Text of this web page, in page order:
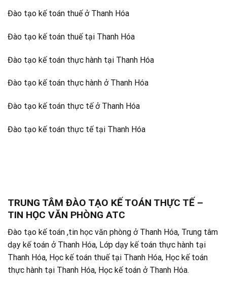
Đào tạo kế toán thuế ở Thanh Hóa
Đào tạo kế toán thuế tại Thanh Hóa
Đào tạo kế toán thực hành tại Thanh Hóa
Đào tạo kế toán thực hành ở Thanh Hóa
Đào tạo kế toán thực tế ở Thanh Hóa
Đào tạo kế toán thực tế tại Thanh Hóa
TRUNG TÂM ĐÀO TẠO KẾ TOÁN THỰC TẾ –
TIN HỌC VĂN PHÒNG ATC
Đào tạo kế toán ,tin học văn phòng ở Thanh Hóa, Trung tâm
dạy kế toán ở Thanh Hóa, Lớp dạy kế toán thực hành tại
Thanh Hóa, Học kế toán thuế tại Thanh Hóa, Học kế toán
thực hành tại Thanh Hóa, Học kế toán ở Thanh Hóa.